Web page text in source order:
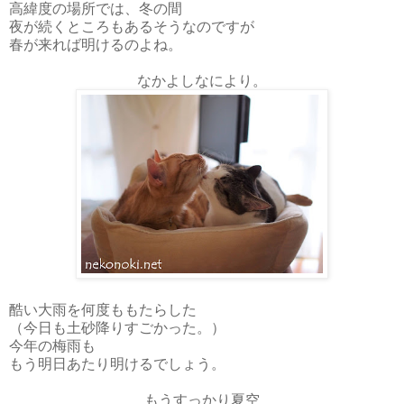
高緯度の場所では、冬の間
夜が続くところもあるそうなのですが
春が来れば明けるのよね。
なかよしなにより。
酷い大雨を何度ももたらした
（今日も土砂降りすごかった。）
今年の梅雨も
もう明日あたり明けるでしょう。
もうすっかり夏空